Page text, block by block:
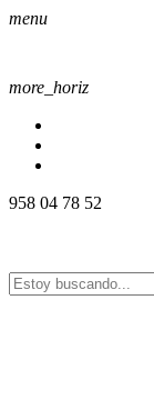
menu
more_horiz
958 04 78 52